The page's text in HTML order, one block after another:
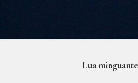
Lua minguante